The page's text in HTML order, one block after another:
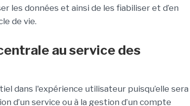
les données et ainsi de les fiabiliser et d’en
de vie.
au service des
dans l'expérience utilisateur puisqu’elle sera
d’un service ou à la gestion d’un compte